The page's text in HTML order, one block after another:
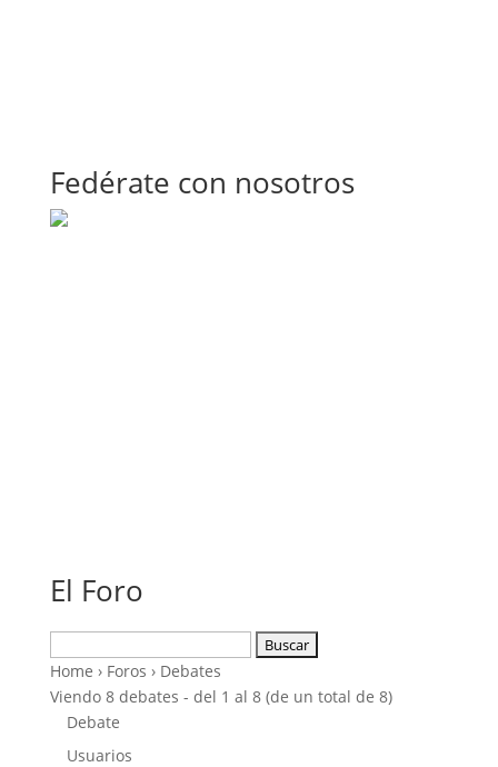
Fedérate con nosotros
El Foro
Home › Foros › Debates
Viendo 8 debates - del 1 al 8 (de un total de 8)
Debate
Usuarios